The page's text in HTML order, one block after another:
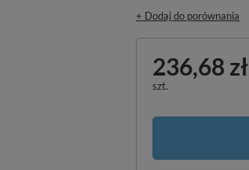
+ Dodaj do porównania
236,68 zł
szt.